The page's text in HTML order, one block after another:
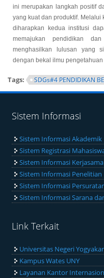
ini merupakan langkah positif
yang kuat dan produktif.
diharapkan kedua institusi
memajukan pendidikan
menghasilkan lulusan yang
dengan bekal ilmu
Tags: SDGs#4 PENDIDIKAN
Sistem Informasi
Sistem Informasi Akademik
Sistem Registrasi
Sistem Informasi Kerjasama
Sistem Informasi Penelitian
Sistem Informasi
Sistem Informasi Sarana
Link Terkait
Universitas Negeri
Kampus Wates UNY
Layanan Kantor